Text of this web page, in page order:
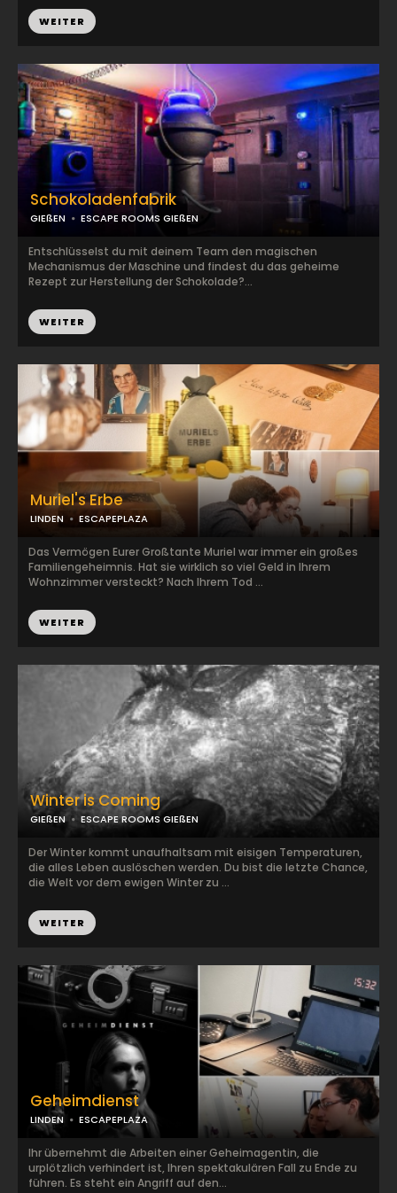
Schokoladenfabrik
GIEßEN ESCAPE ROOMS GIEßEN
Entschlüsselst du mit deinem Team den magischen
Mechanismus der Maschine und findest du das geheime
Rezept zur Herstellung der Schokolade?...
WEITER
Winter is Coming
GIEßEN ESCAPE ROOMS GIEßEN
Der Winter kommt unaufhaltsam mit eisigen Temperaturen,
die alles Leben auslöschen werden. Du bist die letzte Chance,
die Welt vor dem ewigen Winter zu ...
WEITER
WEITER
Muriel's Erbe
LINDEN ESCAPEPLAZA
Das Vermögen Eurer Großtante Muriel war immer ein großes
Familiengeheimnis. Hat sie wirklich so viel Geld in Ihrem
Wohnzimmer versteckt? Nach Ihrem Tod ...
WEITER
Geheimdienst
LINDEN ESCAPEPLAZA
Ihr übernehmt die Arbeiten einer Geheimagentin, die
urplötzlich verhindert ist, Ihren spektakulären Fall zu Ende zu
führen. Es steht ein Angriff auf den...